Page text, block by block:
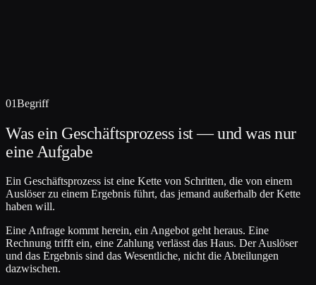
01Begriff
Was ein Geschäftsprozess ist — und was nur
eine Aufgabe
Ein Geschäftsprozess ist eine Kette von Schritten, die von einem
Auslöser zu einem Ergebnis führt, das jemand außerhalb der Kette
haben will.
Eine Anfrage kommt herein, ein Angebot geht heraus. Eine
Rechnung trifft ein, eine Zahlung verlässt das Haus. Der Auslöser
und das Ergebnis sind das Wesentliche, nicht die Abteilungen
dazwischen.